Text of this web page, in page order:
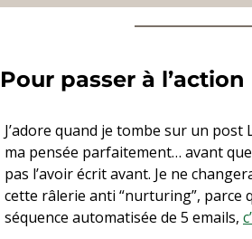
Pour passer à l’action
J’adore quand je tombe sur un post
ma pensée parfaitement… avant que
pas l’avoir écrit avant. Je ne
cette râlerie anti “nurturing”, parce
séquence automatisée de 5 emails,